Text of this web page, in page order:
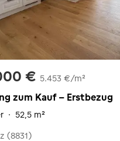
€ 5.453 €/m²
zum Kauf - Erstbezug
· 52,5 m²
(8831)